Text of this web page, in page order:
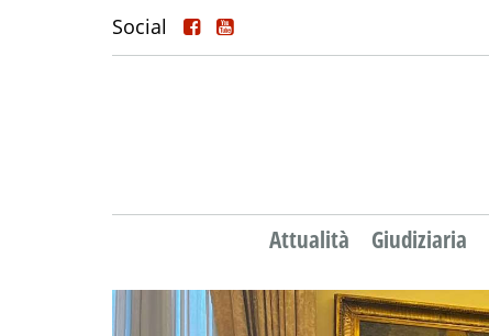
Social
Attualità Giudiziaria